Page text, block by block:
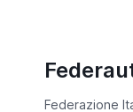
Federazione